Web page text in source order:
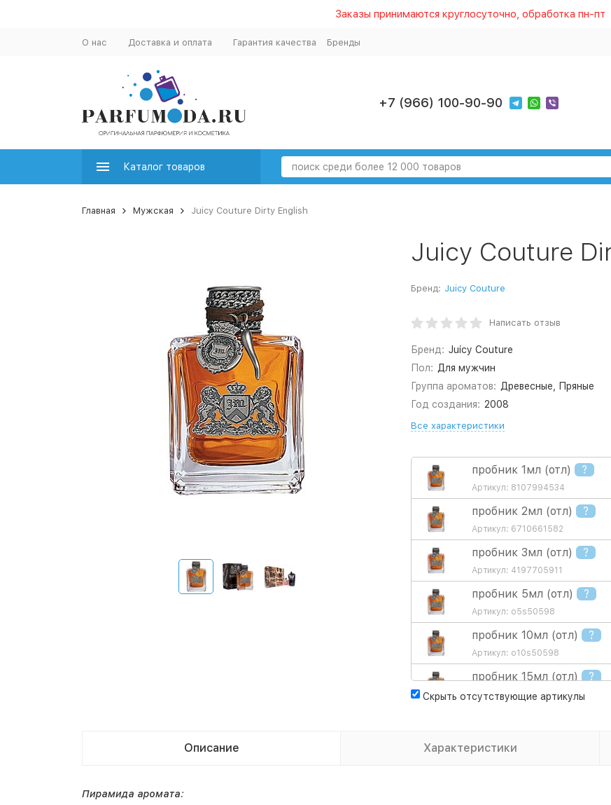
Заказы принимаются круглосуточно, обработка пн-пт
О нас Доставка и оплата Гарантия качества Бренды
+7 (966) 100-90-90
Каталог товаров
Главная Мужская Juicy Couture Dirty English
Juicy Couture
Бренд: Juicy Couture
Написать отзыв
Бренд: Juicy Couture
Пол: Для мужчин
Группа ароматов: Древесные, Пряные
Год создания: 2008
Все характеристики
пробник 1мл (отл) ?
Артикул: 8107994534
пробник 2мл (отл) ?
Артикул: 6710661582
пробник 3мл (отл) ?
Артикул: 4197705911
пробник 5мл (отл) ?
Артикул: o5s50598
пробник 10мл (отл) ?
Артикул: o10s50598
пробник 15мл (отл) ?
Артикул: 6477081349
Скрыть отсутствующие артикулы
Описание Характеристики
Пирамида аромата: